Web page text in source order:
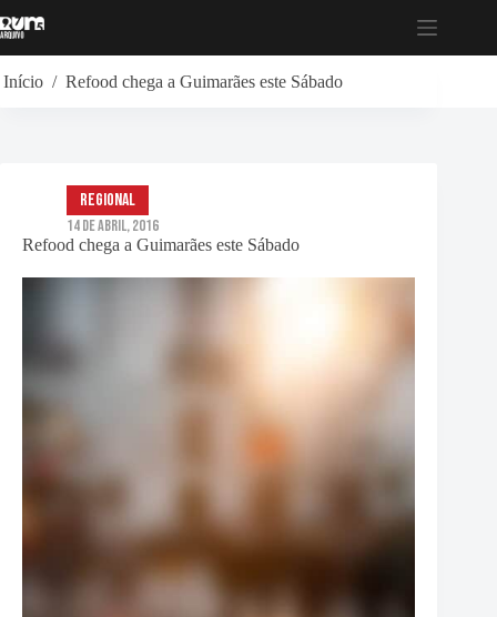
para
Início / Refood chega a Guimarães este Sábado
Refood chega a Guimarães este Sábado
Regional
14 de Abril, 2016